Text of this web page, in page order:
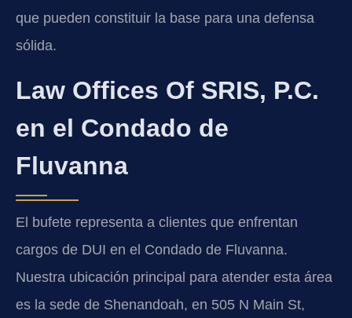
que pueden constituir la base para una defensa
sólida.
Law Offices Of SRIS, P.C.
en el Condado de
Fluvanna
El bufete representa a clientes que enfrentan
cargos de DUI en el Condado de Fluvanna.
Nuestra ubicación principal para atender esta área
es la sede de Shenandoah, en 505 N Main St,